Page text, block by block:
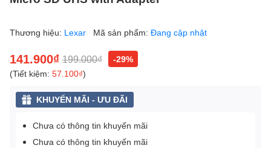
Thương hiệu: Lexar Mã sản phẩm: Đang cập nhật
141.900₫ 199.000₫
-29%
(Tiết kiệm: 57.100₫)
KHUYẾN MÃI - ƯU ĐÃI
Chưa có thông tin khuyến mãi
Chưa có thông tin khuyến mãi